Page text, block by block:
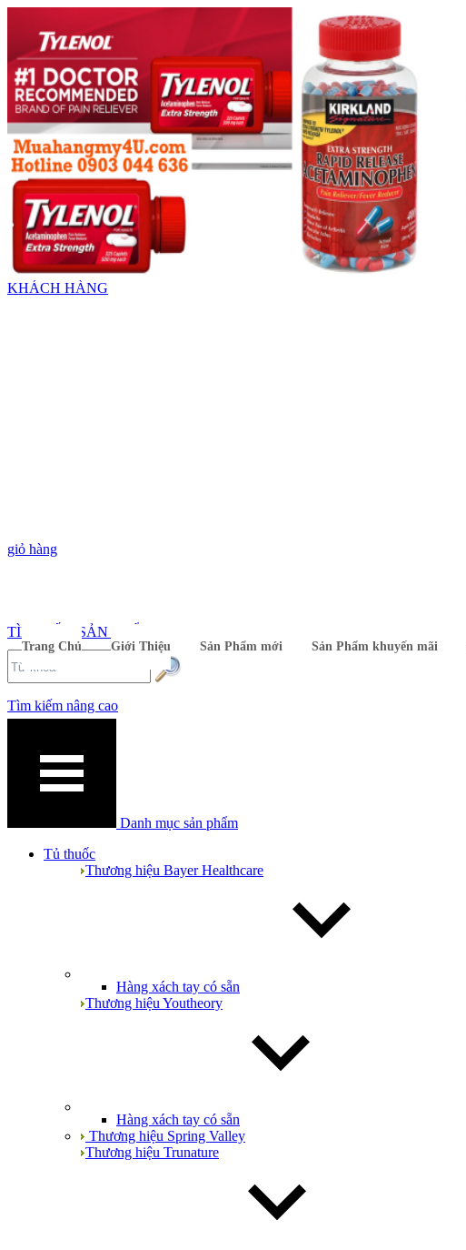
KHÁCH HÀNG
giỏ hàng
Trang Chủ Giới Thiệu Sản Phẩm mới Sản Phẩm khuyến mãi
TÌM KIẾM SẢN PHẨM
Tìm kiếm nâng cao
Danh mục sản phẩm
Tủ thuốc
Thương hiệu Bayer Healthcare
Hàng xách tay có sẵn
Thương hiệu Youtheory
Hàng xách tay có sẵn
Thương hiệu Spring Valley
Thương hiệu Trunature